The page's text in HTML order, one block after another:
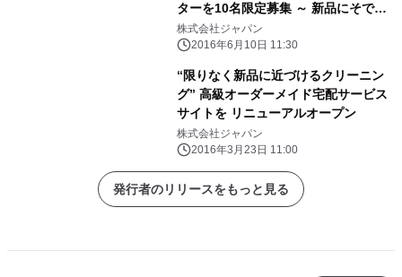
ターを10名限定募集 ～ 新品にそでを
通した時の感動をもう一度！ ～
株式会社ジャパン
2016年6月10日 11:30
“限りなく新品に近づけるクリーニン
グ” 高級オーダーメイド宅配サービス
サイトを リニューアルオープン
株式会社ジャパン
2016年3月23日 11:00
発行者のリリースをもっと見る